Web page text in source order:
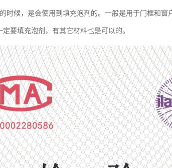
时候，是会使用到填充泡剂的。一般是用于门框和
要填充泡剂，有其它材料也是可以的。